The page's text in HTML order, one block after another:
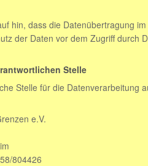
hin, dass die Datenübertragung
der Daten vor dem Zugriff durch
Stelle
Stelle für die Datenverarbeitung
e.V.
804426